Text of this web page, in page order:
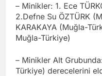
– Minikler: 1. Ece
2.Defne Su ÖZTÜRK
KARAKAYA (Muğla-
Muğla-Türkiye)
– Minikler Alt
Türkiye) derecelerini